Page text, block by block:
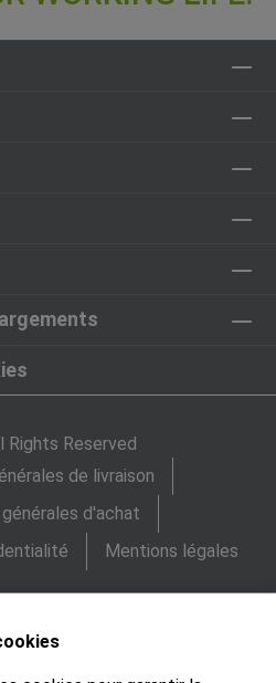
Rights Reserved
de livraison
d'achat
Mentions légales